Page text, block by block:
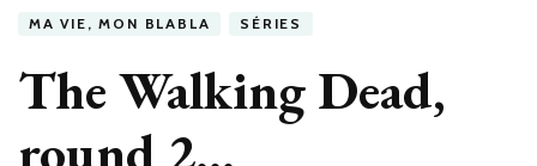
MA VIE, MON BLABLA SÉRIES
The Walking Dead,